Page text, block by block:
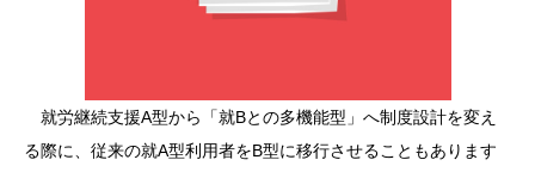
就労継続支援A型から「就Bとの多機能型」へ制度設計を変え
る際に、従来の就A型利用者をB型に移行させることもあります